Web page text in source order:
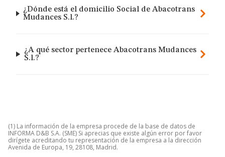
¿Dónde está el domicilio Social de Abacotrans
Mudances S.l.?
¿A qué sector pertenece Abacotrans Mudances
S.l.?
(1) La información de la empresa procede de la base de datos de
INFORMA D&B S.A. (SME) Si aprecias que existe algún error por favor
dirígete acreditando tu representación de la empresa a la dirección
Avenida de Europa, 19, 28108, Madrid.